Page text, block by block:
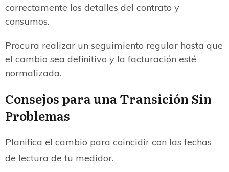
correctamente los detalles del contrato y
consumos.
Procura realizar un seguimiento regular hasta que
el cambio sea definitivo y la facturación esté
normalizada.
Consejos para una Transición Sin
Problemas
Planifica el cambio para coincidir con las fechas
de lectura de tu medidor.